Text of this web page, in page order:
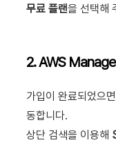
무료 플랜을 선택해
2. AWS
가입이 완료되었으
동합니다.
상단 검색을 이용해